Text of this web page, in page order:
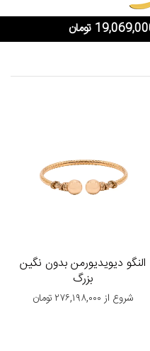
النگو دیویدیورمن بدون نگین
بزرگ
شروع از ۲۷۶,۱۹۸,۰۰۰ تومان